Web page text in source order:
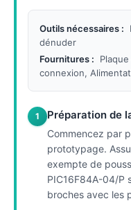
Outils nécessaires :
dénuder
Fournitures :
connexion,
1 Préparation de
Commencez par
prototypage.
exempte de
PIC16F84A-04/P
broches avec les